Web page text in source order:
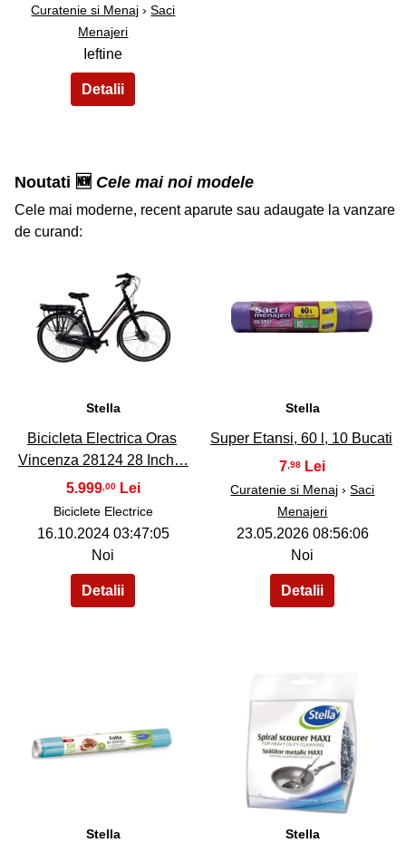
Curatenie si Menaj ›Saci
Menajeri
Ieftine
Noutati 🆕 Cele mai noi modele
Cele mai moderne, recent aparute sau adaugate la vanzare
de curand:
36
Stella
Bicicleta Electrica Oras
Vincenza 28124 28 Inch…
5.999,00
Biciclete Electrice
16.10.2024 03:47:05
Noi
37
Stella
Super Etansi, 60 l, 10 Bucati
7 ,98
Curatenie si Menaj ›Saci
Menajeri
23.05.2026 08:56:06
Noi
38
Stella
39
Stella